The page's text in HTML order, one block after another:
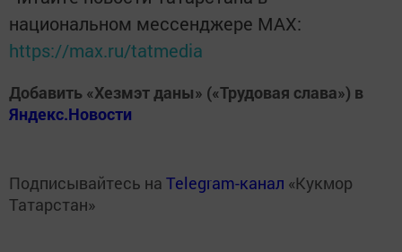
национальном мессенджере MАХ:
https://max.ru/tatmedia
Добавить «Хезмэт даны» («Трудовая слава») в
Яндекс.Новости
Подписывайтесь на Telegram-канал «Кукмор
Татарстан»